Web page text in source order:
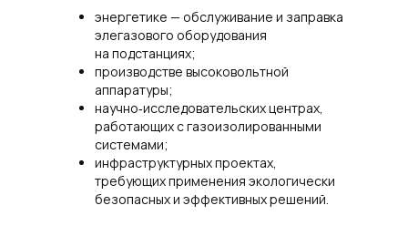
энергетике — обслуживание и заправка
элегазового оборудования
на подстанциях;
производстве высоковольтной
аппаратуры;
научно‑исследовательских центрах,
работающих с газоизолированными
системами;
инфраструктурных проектах,
требующих применения экологически
безопасных и эффективных решений.